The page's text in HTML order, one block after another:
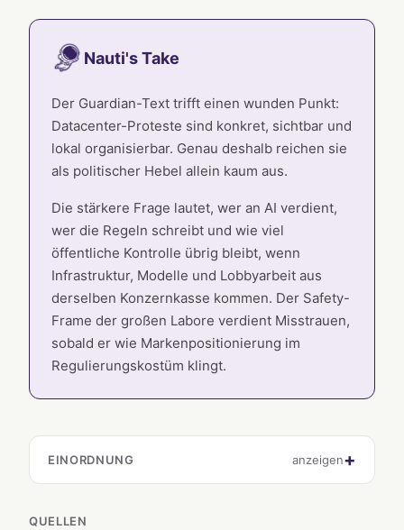
Nauti's Take
Der Guardian-Text trifft einen wunden Punkt:
Datacenter-Proteste sind konkret, sichtbar und
lokal organisierbar. Genau deshalb reichen sie
als politischer Hebel allein kaum aus.
Die stärkere Frage lautet, wer an AI verdient,
wer die Regeln schreibt und wie viel
öffentliche Kontrolle übrig bleibt, wenn
Infrastruktur, Modelle und Lobbyarbeit aus
derselben Konzernkasse kommen. Der Safety-
Frame der großen Labore verdient Misstrauen,
sobald er wie Markenpositionierung im
Regulierungskostüm klingt.
EINORDNUNG anzeigen
QUELLEN